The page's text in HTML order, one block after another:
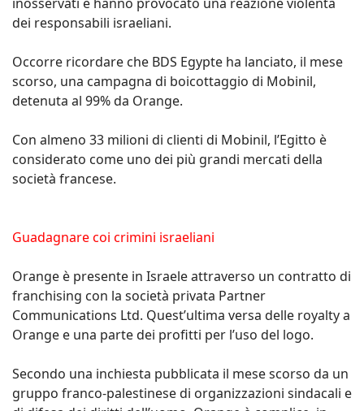
dei responsabili israeliani.
Occorre ricordare che BDS Egypte ha lanciato, il mese
scorso, una campagna di boicottaggio di Mobinil,
detenuta al 99% da Orange.
Con almeno 33 milioni di clienti di Mobinil, l’Egitto è
considerato come uno dei più grandi mercati della
società francese.
Guadagnare coi crimini israeliani
Orange è presente in Israele attraverso un contratto di
franchising con la società privata Partner
Communications Ltd. Quest’ultima versa delle royalty a
Orange e una parte dei profitti per l’uso del logo.
Secondo una inchiesta pubblicata il mese scorso da un
gruppo franco-palestinese di organizzazioni sindacali e